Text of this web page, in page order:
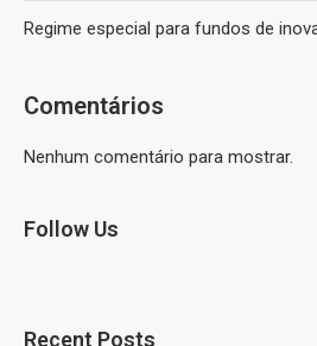
Regime especial para fundos de
Comentários
Nenhum comentário para mostrar.
Follow Us
Recent Posts